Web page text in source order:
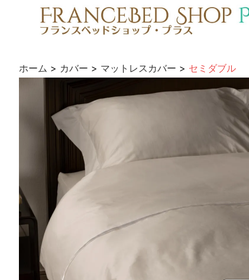
ホーム > カバー > マットレスカバー > セミダブル